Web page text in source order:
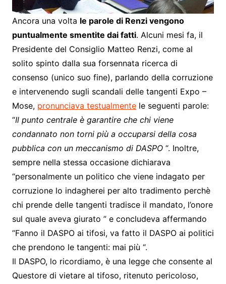
Ancora una volta le parole di Renzi vengono
puntualmente smentite dai fatti. Alcuni mesi fa, il
Presidente del Consiglio Matteo Renzi, come al
solito spinto dalla sua forsennata ricerca di
consenso (unico suo fine), parlando della corruzione
e intervenendo sugli scandali delle tangenti Expo –
Mose, pronunciava testualmentele seguenti parole:
“Il punto centrale è garantire che chi viene
condannato non torni più a occuparsi della cosa
pubblica con un meccanismo di DASPO“. Inoltre,
sempre nella stessa occasione dichiarava
“personalmente un politico che viene indagato per
corruzione lo indagherei per alto tradimento perchè
chi prende delle tangenti tradisce il mandato, l’onore
sul quale aveva giurato ” e concludeva affermando
“Fanno il DASPO ai tifosi, va fatto il DASPO ai politici
che prendono le tangenti: mai più “.
Il DASPO, lo ricordiamo, è una legge che consente al
Questore di vietare al tifoso, ritenuto pericoloso,